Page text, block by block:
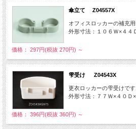
傘立て Z04557X
オフィスロッカーの補充用
外形寸法：１０６Ｗ×４４
価格： 297円(税抜 270円) ～
雫受け Z04543X
更衣ロッカーの雫受けで
外形寸法：７７Ｗ×４０Ｄ
価格： 396円(税抜 360円) ～